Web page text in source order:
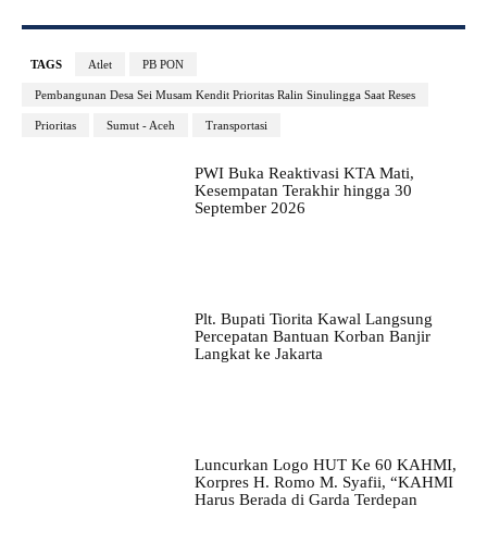
TAGS Atlet PB PON
Pembangunan Desa Sei Musam Kendit Prioritas Ralin Sinulingga Saat Reses
Prioritas Sumut - Aceh Transportasi
PWI Buka Reaktivasi KTA Mati,
Kesempatan Terakhir hingga 30
September 2026
Plt. Bupati Tiorita Kawal Langsung
Percepatan Bantuan Korban Banjir
Langkat ke Jakarta
Luncurkan Logo HUT Ke 60 KAHMI,
Korpres H. Romo M. Syafii, “KAHMI
Harus Berada di Garda Terdepan